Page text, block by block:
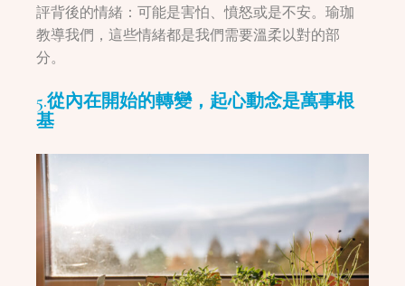
評背後的情緒：可能是害怕、憤怒或是不安。瑜珈
教導我們，這些情緒都是我們需要溫柔以對的部
分。
5.從內在開始的轉變，起心動念是萬事根
基